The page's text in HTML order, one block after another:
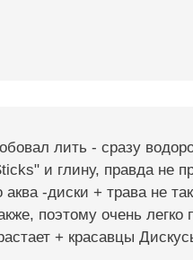
лить - сразу
и глину, правда не
-диски + трава не
поэтому очень
+ красавцы